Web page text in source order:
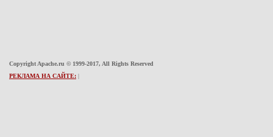
Copyright Apache.ru © 1999-2017, All Rights Reserved
РЕКЛАМА НА САЙТЕ: |